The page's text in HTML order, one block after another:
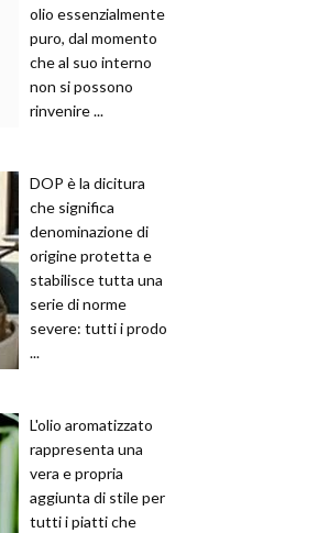
olio essenzialmente
puro, dal momento
che al suo interno
non si possono
rinvenire ...
DOP è la dicitura
che significa
denominazione di
origine protetta e
stabilisce tutta una
serie di norme
severe: tutti i prodo
...
L'olio aromatizzato
rappresenta una
vera e propria
aggiunta di stile per
tutti i piatti che